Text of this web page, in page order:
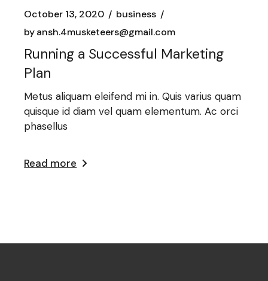
October 13, 2020
business
byansh.4musketeers@gmail.com
Running a Successful Marketing
Plan
Metus aliquam eleifend mi in. Quis varius quam
quisque id diam vel quam elementum. Ac orci
phasellus
Read more